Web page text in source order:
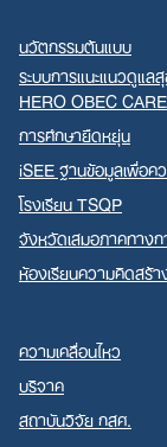
นวัตกรรมต้นแบบ
ระบบการแนะแนวดูแล
HERO OBEC CARE
การศึกษายืดหยุ่น
iSEE ฐานข้อมูลเพื่อค
โรงเรียน TSQP
จังหวัดเสมอภาคทาง
ห้องเรียนความคิดสร้
ความเคลื่อนไหว
บริจาค
สถาบันวิจัย กสศ.